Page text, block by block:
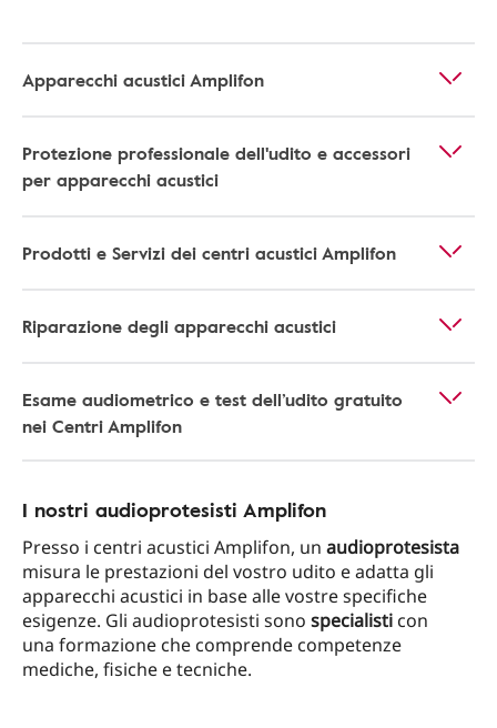
Apparecchi acustici Amplifon
Protezione professionale dell'udito e accessori
per apparecchi acustici
Prodotti e Servizi dei centri acustici Amplifon
Riparazione degli apparecchi acustici
Esame audiometrico e test dell’udito gratuito
nei Centri Amplifon
I nostri audioprotesisti Amplifon
Presso i centri acustici Amplifon, un audioprotesista
misura le prestazioni del vostro udito e adatta gli
apparecchi acustici in base alle vostre specifiche
esigenze. Gli audioprotesisti sono specialisti con
una formazione che comprende competenze
mediche, fisiche e tecniche.